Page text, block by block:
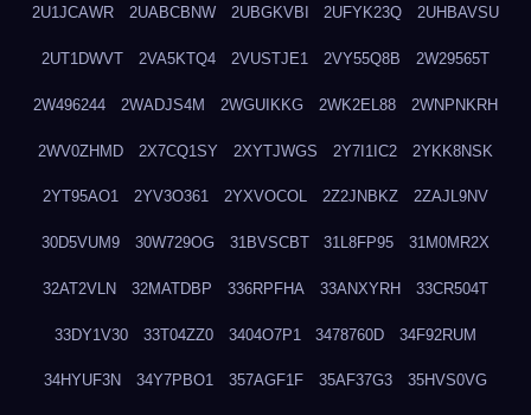
2U1JCAWR 2UABCBNW 2UBGKVBI 2UFYK23Q 2UHBAVSU
2UT1DWVT 2VA5KTQ4 2VUSTJE1 2VY55Q8B 2W29565T
2W496244 2WADJS4M 2WGUIKKG 2WK2EL88 2WNPNKRH
2WV0ZHMD 2X7CQ1SY 2XYTJWGS 2Y7I1IC2 2YKK8NSK
2YT95AO1 2YV3O361 2YXVOCOL 2Z2JNBKZ 2ZAJL9NV
30D5VUM9 30W729OG 31BVSCBT 31L8FP95 31M0MR2X
32AT2VLN 32MATDBP 336RPFHA 33ANXYRH 33CR504T
33DY1V30 33T04ZZ0 3404O7P1 3478760D 34F92RUM
34HYUF3N 34Y7PBO1 357AGF1F 35AF37G3 35HVS0VG